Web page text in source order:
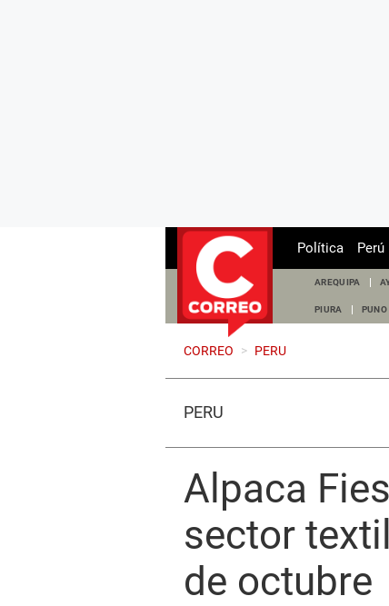
Política Perú
AREQUIPA
PIURA PUNO
CORREO > PERU
PERÚ
Alpaca
sector
de octubre